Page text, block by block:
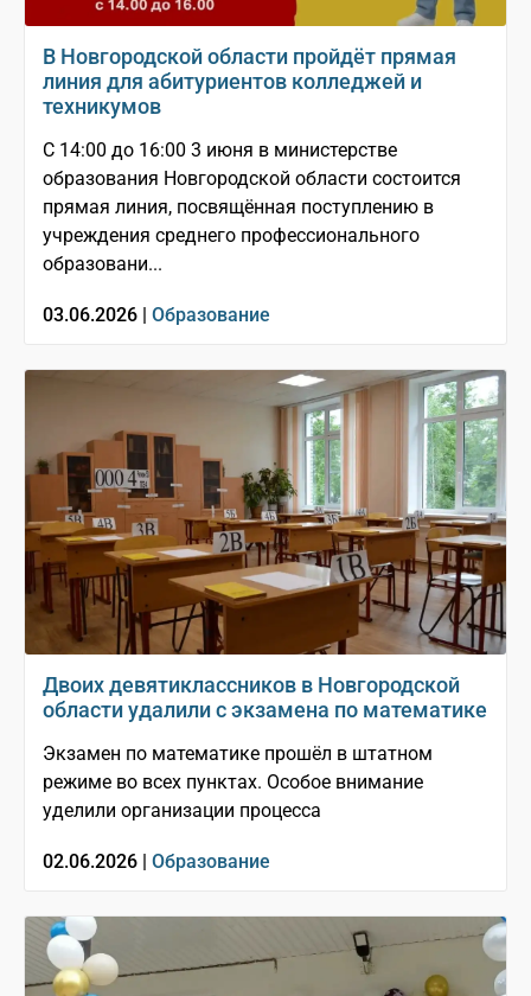
В Новгородской области пройдёт прямая
линия для абитуриентов колледжей и
техникумов
С 14:00 до 16:00 3 июня в министерстве
образования Новгородской области состоится
прямая линия, посвящённая поступлению в
учреждения среднего профессионального
образовани...
03.06.2026 | Образование
Двоих девятиклассников в Новгородской
области удалили с экзамена по математике
Экзамен по математике прошёл в штатном
режиме во всех пунктах. Особое внимание
уделили организации процесса
02.06.2026 | Образование